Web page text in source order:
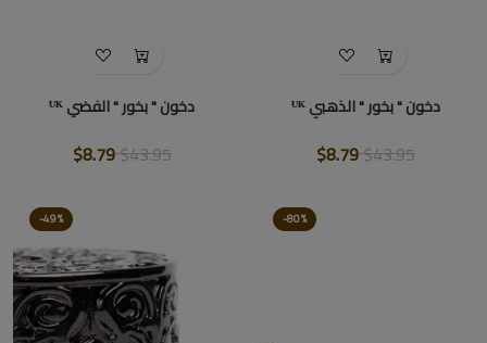
دخون " بخور " الذهبي ᵁᴷ
$43.95
$8.79
دخون " بخور " الفضي ᵁᴷ
$43.95
$8.79
-80%
-49%